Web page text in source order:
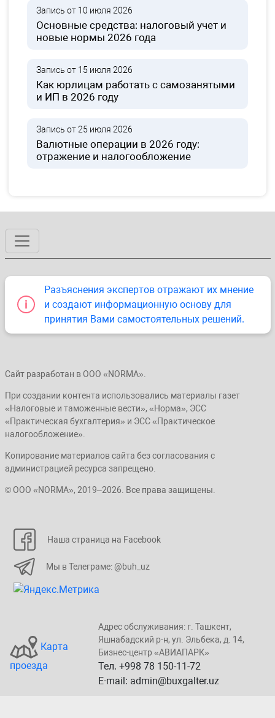
Запись от 10 июля 2026
Основные средства: налоговый учет и
новые нормы 2026 года
Запись от 15 июля 2026
Как юрлицам работать с самозанятыми
и ИП в 2026 году
Запись от 25 июля 2026
Валютные операции в 2026 году:
отражение и налогообложение
Разъяснения экспертов отражают их мнение
и создают информационную основу для
принятия Вами самостоятельных решений.
Сайт разработан в ООО «NORMA».
При создании контента использовались материалы газет
«Налоговые и таможенные вести», «Норма», ЭСС
«Практическая бухгалтерия» и ЭСС «Практическое
налогообложение».
Копирование материалов сайта без согласования с
администрацией ресурса запрещено.
© ООО «NORMA», 2019–2026. Все права защищены.
Наша страница на Facebook
Мы в Телеграме: @buh_uz
Карта
проезда
Адрес обслуживания: г. Taшкент,
Яшнaбaдский p-н, yл. Эльбeка, д. 14,
Бизнеc-центp «ABИАПAPК»
Тел. +998 78 150-11-72
E-mail: admin@buxgalter.uz